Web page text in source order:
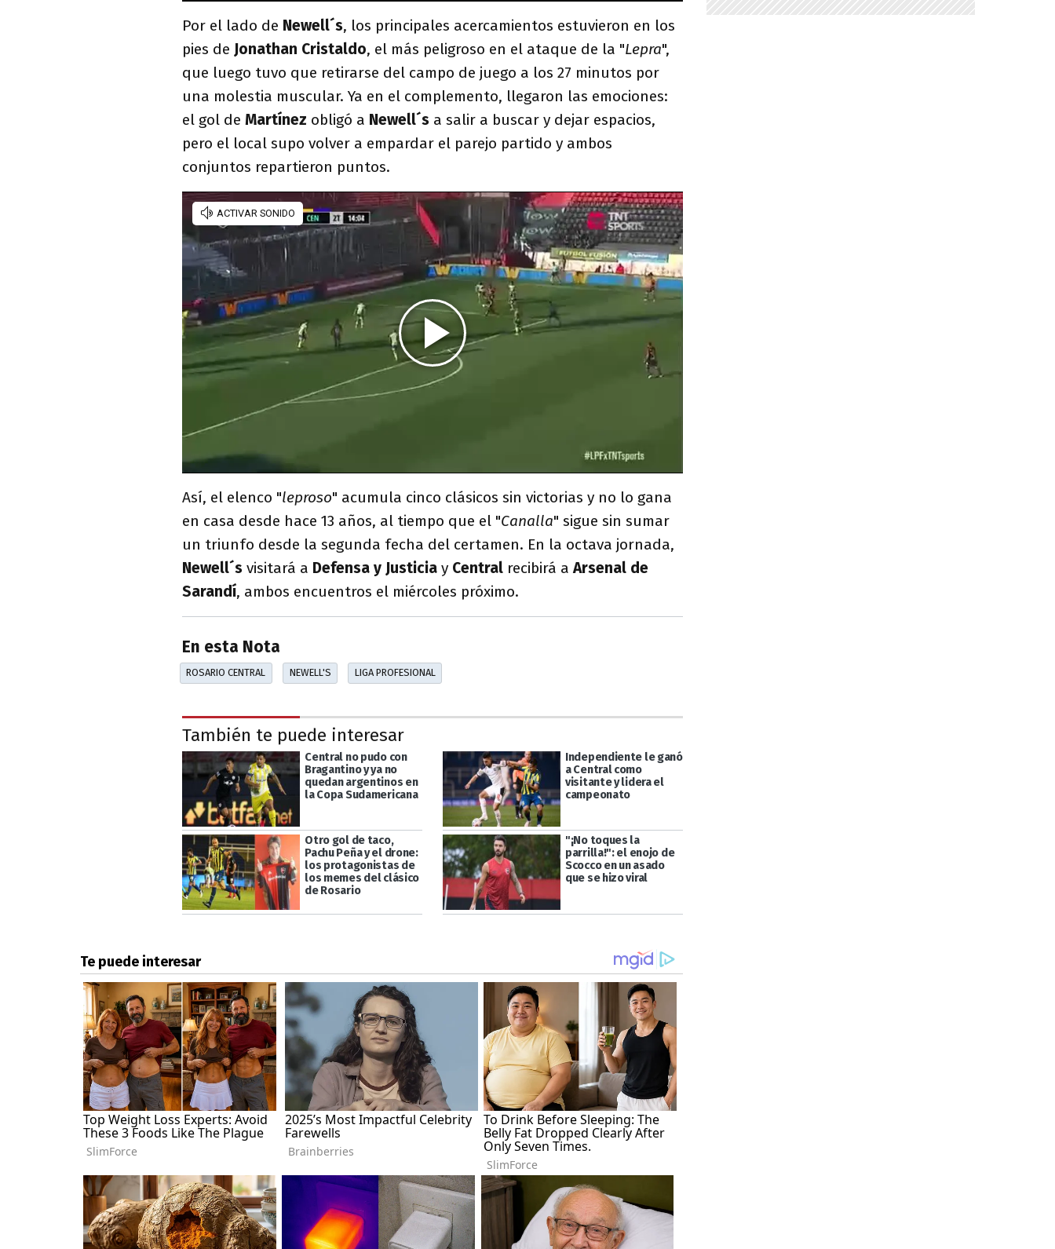
Por el lado de Newell´s, los principales acercamientos estuvieron en los
pies de Jonathan Cristaldo, el más peligroso en el ataque de la "Lepra",
que luego tuvo que retirarse del campo de juego a los 27 minutos por
una molestia muscular. Ya en el complemento, llegaron las emociones:
el gol de Martínez obligó a Newell´s a salir a buscar y dejar espacios,
pero el local supo volver a empardar el parejo partido y ambos
conjuntos repartieron puntos.
Así, el elenco "leproso" acumula cinco clásicos sin victorias y no lo gana
en casa desde hace 13 años, al tiempo que el "Canalla" sigue sin sumar
un triunfo desde la segunda fecha del certamen. En la octava jornada,
Newell´s visitará a Defensa y Justicia y Central recibirá aArsenal de
Sarandí, ambos encuentros el miércoles próximo.
En esta Nota
ROSARIO CENTRAL NEWELL'S LIGA PROFESIONAL
También te puede interesar
Central no pudo con
Bragantino y ya no
quedan argentinos en
la Copa Sudamericana
Independiente le ganó
a Central como
visitante y lidera el
campeonato
Otro gol de taco,
Pachu Peña y el drone:
los protagonistas de
los memes del clásico
de Rosario
"¡No toques la
parrilla!": el enojo de
Scocco en un asado
que se hizo viral